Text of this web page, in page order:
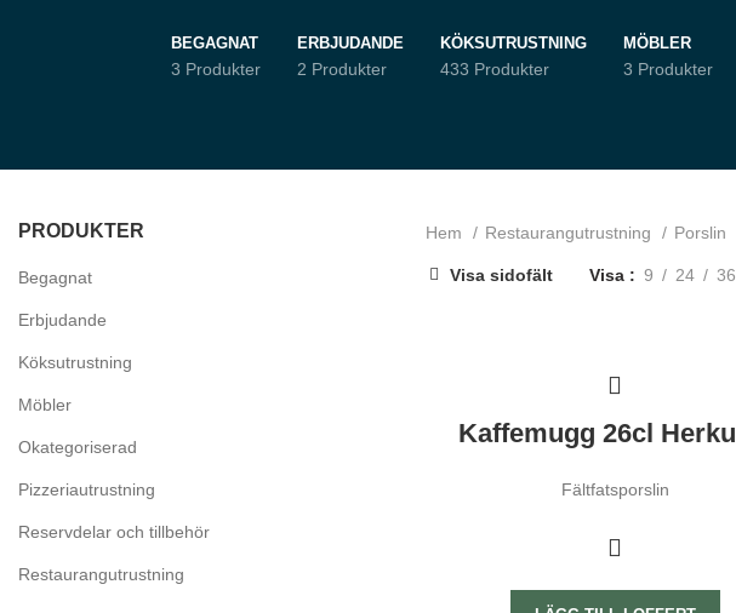
BEGAGNAT
3 Produkter
ERBJUDANDE
2 Produkter
KÖKSUTRUSTNING
433 Produkter
MÖBLER
3 Produkter
PRODUKTER
Begagnat
Erbjudande
Köksutrustning
Möbler
Okategoriserad
Pizzeriautrustning
Reservdelar och tillbehör
Restaurangutrustning
Hem Restaurangutrustning Porslin
Visa sidofält Visa 9 24 36
Kaffemugg 26cl
Fältfatsporslin
Nödvändiga
går inte att
De behövs
hemsidan
över huvud
taget ska
fungera.
Statistik